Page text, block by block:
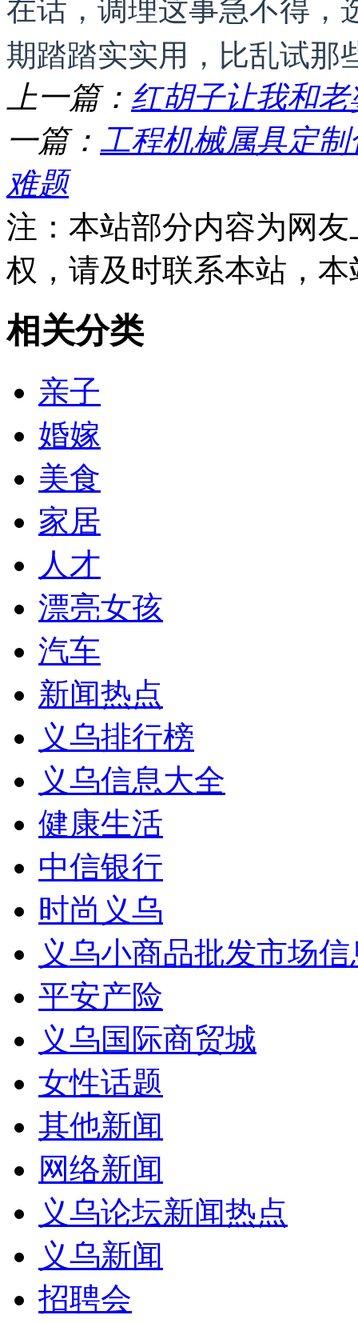
期踏踏实实用，比乱试那
上一篇： 红胡子让我和
一篇： 工程机械属具定
难题
注：本站部分内容为网
权，请及时联系本站，
相关分类
亲子
婚嫁
美食
家居
人才
漂亮女孩
汽车
新闻热点
义乌排行榜
义乌信息大全
健康生活
中信银行
时尚义乌
义乌小商品批发市场
平安产险
义乌国际商贸城
女性话题
其他新闻
网络新闻
义乌论坛新闻热点
义乌新闻
招聘会